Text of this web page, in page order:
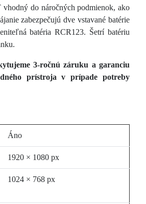
do náročných podmienok, ako
zabezpečujú dve vstavané batérie
batéria RCR123. Šetrí batériu
3-ročnú záruku a garanciu
prístroja v prípade potreby
Áno
1920 × 1080 px
1024 × 768 px